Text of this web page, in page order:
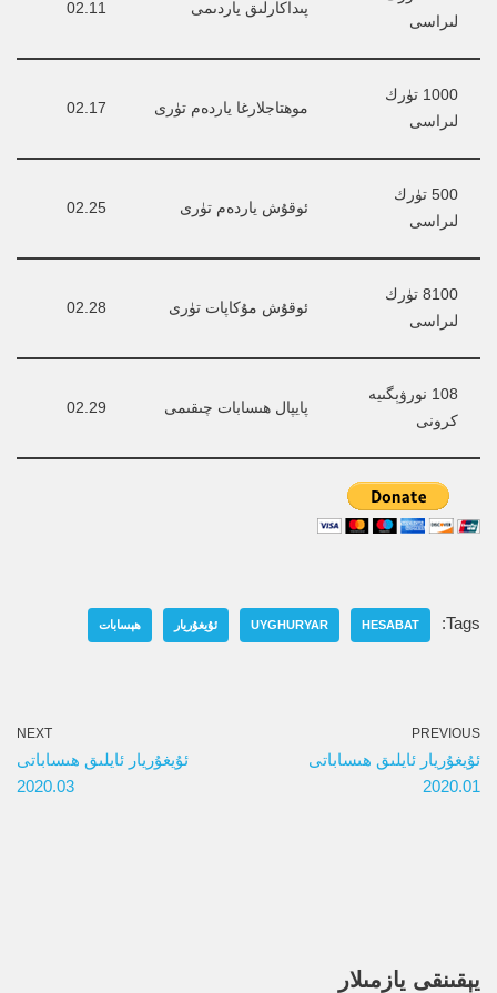
لىراسى
پىداكارلىق ياردىمى 02.11
1000 تۈرك
لىراسى
موھتاجلارغا ياردەم تۈرى 02.17
500 تۈرك
لىراسى
ئوقۇش ياردەم تۈرى 02.25
8100 تۈرك
لىراسى
ئوقۇش مۇكاپات تۈرى 02.28
108 نورۋېگىيە
كرونى
پايپال ھىسابات چىقىمى 02.29
Tags:
HESABAT
UYGHURYAR ئۇيغۇريار ھېسابات
PREVIOUS
ئۇيغۇريار ئايلىق ھىساباتى
2020.01
NEXT
ئۇيغۇريار ئايلىق ھىساباتى
2020.03
يېقىنقى يازمىلار